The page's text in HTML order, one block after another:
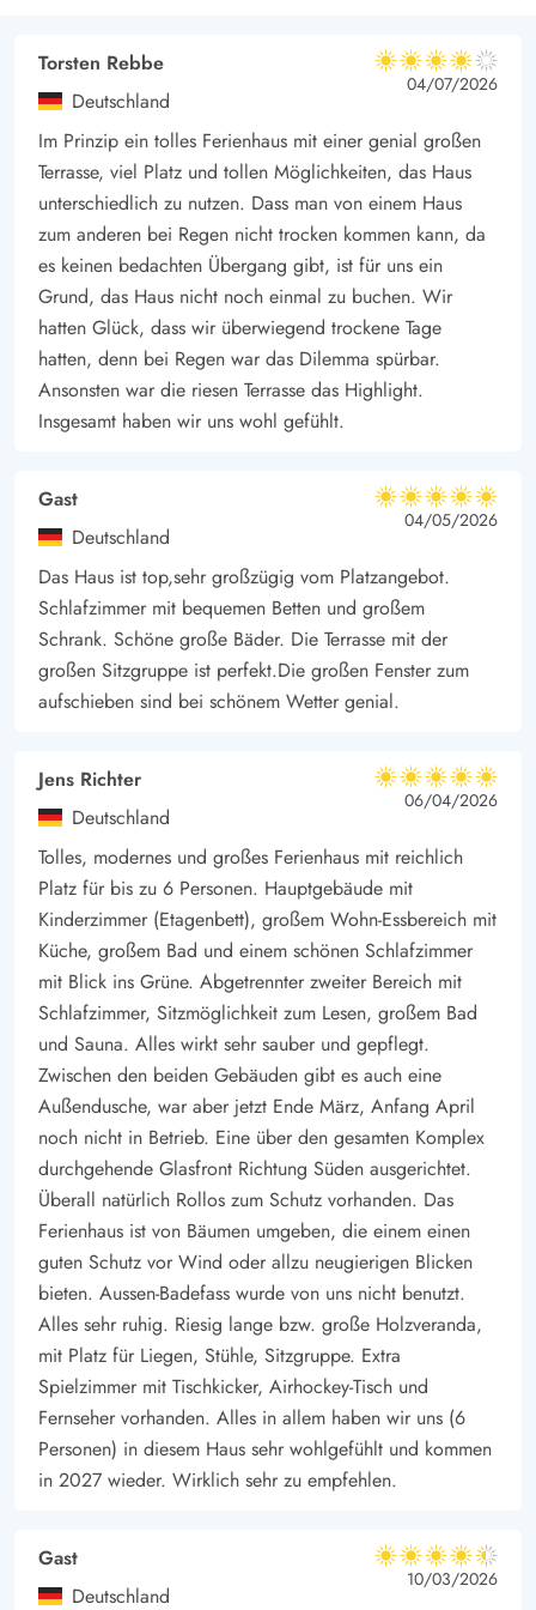
eine spannende Aktivität, wenn ihr in Søndervig seid, wie z.B.
das Sandskulpturenfestival.
Torsten Rebbe
Deutschland
4 von 5
4 von 5
4 out of 5
04/07/2026
Im Prinzip ein tolles Ferienhaus mit einer genial großen
Terrasse, viel Platz und tollen Möglichkeiten, das Haus
unterschiedlich zu nutzen. Dass man von einem Haus
zum anderen bei Regen nicht trocken kommen kann, da
es keinen bedachten Übergang gibt, ist für uns ein
Grund, das Haus nicht noch einmal zu buchen. Wir
hatten Glück, dass wir überwiegend trockene Tage
hatten, denn bei Regen war das Dilemma spürbar.
Ansonsten war die riesen Terrasse das Highlight.
Insgesamt haben wir uns wohl gefühlt.
Gast
Deutschland
5 von 5
5 von 5
5 out of 5
04/05/2026
Das Haus ist top,sehr großzügig vom Platzangebot.
Schlafzimmer mit bequemen Betten und großem
Schrank. Schöne große Bäder. Die Terrasse mit der
großen Sitzgruppe ist perfekt.Die großen Fenster zum
aufschieben sind bei schönem Wetter genial.
Jens Richter
Deutschland
5 von 5
5 von 5
5 out of 5
06/04/2026
Tolles, modernes und großes Ferienhaus mit reichlich
Platz für bis zu 6 Personen. Hauptgebäude mit
Kinderzimmer (Etagenbett), großem Wohn-Essbereich mit
Küche, großem Bad und einem schönen Schlafzimmer
mit Blick ins Grüne. Abgetrennter zweiter Bereich mit
Schlafzimmer, Sitzmöglichkeit zum Lesen, großem Bad
und Sauna. Alles wirkt sehr sauber und gepflegt.
Zwischen den beiden Gebäuden gibt es auch eine
Außendusche, war aber jetzt Ende März, Anfang April
noch nicht in Betrieb. Eine über den gesamten Komplex
durchgehende Glasfront Richtung Süden ausgerichtet.
Überall natürlich Rollos zum Schutz vorhanden. Das
Ferienhaus ist von Bäumen umgeben, die einem einen
guten Schutz vor Wind oder allzu neugierigen Blicken
bieten. Aussen-Badefass wurde von uns nicht benutzt.
Alles sehr ruhig. Riesig lange bzw. große Holzveranda,
mit Platz für Liegen, Stühle, Sitzgruppe. Extra
Spielzimmer mit Tischkicker, Airhockey-Tisch und
Fernseher vorhanden. Alles in allem haben wir uns (6
Personen) in diesem Haus sehr wohlgefühlt und kommen
in 2027 wieder. Wirklich sehr zu empfehlen.
Gast
Deutschland
4.5 von 5
4.5 von 5
4.5 out of 5
10/03/2026